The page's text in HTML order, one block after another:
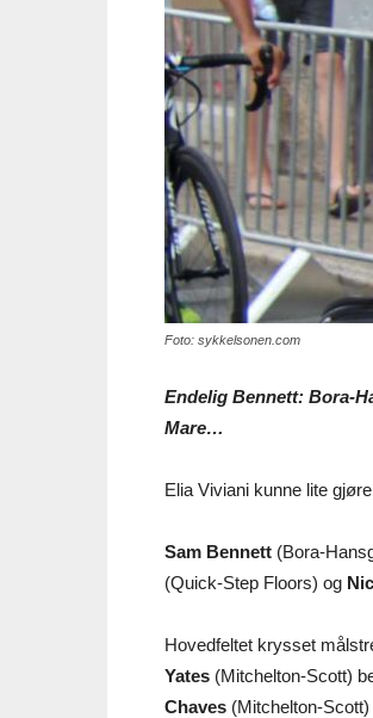
Foto: sykkelsonen.com
Endelig Bennett: Bora-
Mare…
Elia Viviani kunne lite
Sam Bennett (Bora-
(Quick-Step Floors) og
Hovedfeltet krysset
Yates (Mitchelton-Scott)
Chaves (Mitchelton-